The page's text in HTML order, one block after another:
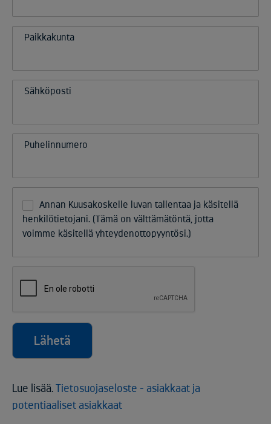
Paikkakunta
Sähköposti
Puhelinnumero
Annan Kuusakoskelle luvan tallentaa ja käsitellä
henkilötietojani. (Tämä on välttämätöntä, jotta
voimme käsitellä yhteydenottopyyntösi.)
Lähetä
Lue lisää. Tietosuojaseloste - asiakkaat ja
potentiaaliset asiakkaat